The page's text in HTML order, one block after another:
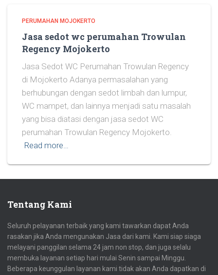
PERUMAHAN MOJOKERTO
Jasa sedot wc perumahan Trowulan
Regency Mojokerto
Jasa Sedot WC Perumahan Trowulan Regency
di Mojokerto Adanya permasalahan yang
berhubungan dengan sedot limbah dan lumpur,
WC mampet, dan lainnya menjadi satu masalah
yang bisa diatasi dengan jasa sedot WC
perumahan Trowulan Regency Mojokerto.
Read more…
Tentang Kami
Seluruh pelayanan terbaik yang kami tawarkan dapat Anda
rasakan jika Anda mengunakan Jasa dari kami. Kami siap siaga
melayani panggilan selama 24 jam non stop, dan juga selalu
membuka layanan setiap hari mulai Senin sampai Minggu.
Beberapa keunggulan layanan kami tidak akan Anda dapatkan di